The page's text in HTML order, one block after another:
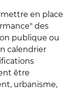
en place
des
publique ou
calendrier
être
urbanisme,